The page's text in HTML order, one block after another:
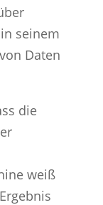
seinem
Daten
die
weiß